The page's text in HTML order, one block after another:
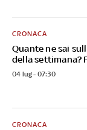
Quante ne sai
della settimana?
CRONACA
04 lug - 07:30
CRONACA